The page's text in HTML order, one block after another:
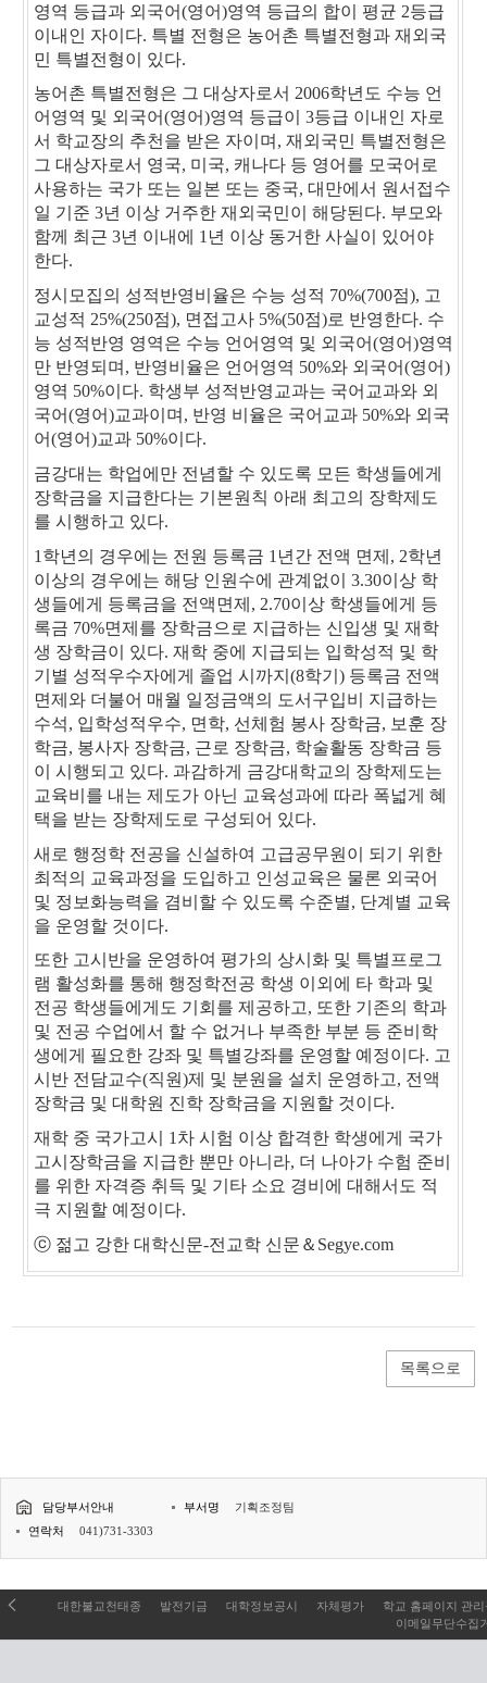
영역 등급과 외국어(영어)영역 등급의 합이 평균 2등급
이내인 자이다. 특별 전형은 농어촌 특별전형과 재외국
민 특별전형이 있다.
농어촌 특별전형은 그 대상자로서 2006학년도 수능 언
어영역 및 외국어(영어)영역 등급이 3등급 이내인 자로
서 학교장의 추천을 받은 자이며, 재외국민 특별전형은
그 대상자로서 영국, 미국, 캐나다 등 영어를 모국어로
사용하는 국가 또는 일본 또는 중국, 대만에서 원서접수
일 기준 3년 이상 거주한 재외국민이 해당된다. 부모와
함께 최근 3년 이내에 1년 이상 동거한 사실이 있어야
한다.
정시모집의 성적반영비율은 수능 성적 70%(700점), 고
교성적 25%(250점), 면접고사 5%(50점)로 반영한다. 수
능 성적반영 영역은 수능 언어영역 및 외국어(영어)영역
만 반영되며, 반영비율은 언어영역 50%와 외국어(영어)
영역 50%이다. 학생부 성적반영교과는 국어교과와 외
국어(영어)교과이며, 반영 비율은 국어교과 50%와 외국
어(영어)교과 50%이다.
금강대는 학업에만 전념할 수 있도록 모든 학생들에게
장학금을 지급한다는 기본원칙 아래 최고의 장학제도
를 시행하고 있다.
1학년의 경우에는 전원 등록금 1년간 전액 면제, 2학년
이상의 경우에는 해당 인원수에 관계없이 3.30이상 학
생들에게 등록금을 전액면제, 2.70이상 학생들에게 등
록금 70%면제를 장학금으로 지급하는 신입생 및 재학
생 장학금이 있다. 재학 중에 지급되는 입학성적 및 학
기별 성적우수자에게 졸업 시까지(8학기) 등록금 전액
면제와 더불어 매월 일정금액의 도서구입비 지급하는
수석, 입학성적우수, 면학, 선체험 봉사 장학금, 보훈 장
학금, 봉사자 장학금, 근로 장학금, 학술활동 장학금 등
이 시행되고 있다. 과감하게 금강대학교의 장학제도는
교육비를 내는 제도가 아닌 교육성과에 따라 폭넓게 혜
택을 받는 장학제도로 구성되어 있다.
새로 행정학 전공을 신설하여 고급공무원이 되기 위한
최적의 교육과정을 도입하고 인성교육은 물론 외국어
및 정보화능력을 겸비할 수 있도록 수준별, 단계별 교육
을 운영할 것이다.
또한 고시반을 운영하여 평가의 상시화 및 특별프로그
램 활성화를 통해 행정학전공 학생 이외에 타 학과 및
전공 학생들에게도 기회를 제공하고, 또한 기존의 학과
및 전공 수업에서 할 수 없거나 부족한 부분 등 준비학
생에게 필요한 강좌 및 특별강좌를 운영할 예정이다. 고
시반 전담교수(직원)제 및 분원을 설치 운영하고, 전액
장학금 및 대학원 진학 장학금을 지원할 것이다.
재학 중 국가고시 1차 시험 이상 합격한 학생에게 국가
고시장학금을 지급한 뿐만 아니라, 더 나아가 수험 준비
를 위한 자격증 취득 및 기타 소요 경비에 대해서도 적
극 지원할 예정이다.
ⓒ 젊고 강한 대학신문-전교학 신문＆Segye.com
목록으로
담당부서안내 부서명
기획조정팀
연락처
041)731-3303
대한불교천태종 발전기금 대학정보공시 자체평가
학교 홈페이지 관
이메일무단수집